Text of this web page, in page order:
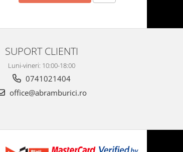
SUPORT CLIENTI
Luni-vineri: 10:00-18:00
0741021404
office@abramburici.ro